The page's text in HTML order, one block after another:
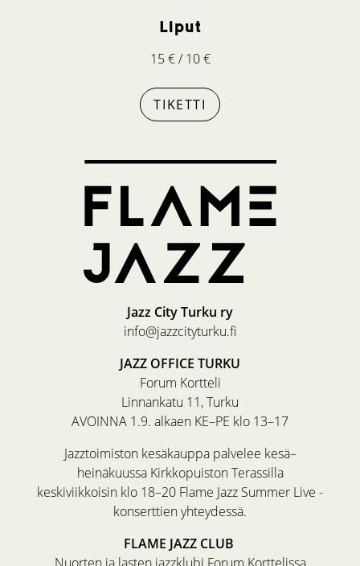
Liput
15 € / 10 €
TIKETTI
Jazz City Turku ry
info@jazzcityturku.fi
JAZZ OFFICE TURKU
Forum Kortteli
Linnankatu 11, Turku
AVOINNA 1.9. alkaen KE–PE klo 13–17
Jazztoimiston kesäkauppa palvelee kesä–
heinäkuussa Kirkkopuiston Terassilla
keskiviikkoisin klo 18–20 Flame Jazz Summer Live -
konserttien yhteydessä.
FLAME JAZZ CLUB
Nuorten ja lasten jazzklubi Forum Korttelissa